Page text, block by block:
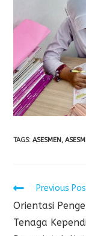
TAGS:ASESMEN ,
Previous
Orientasi
Tenaga